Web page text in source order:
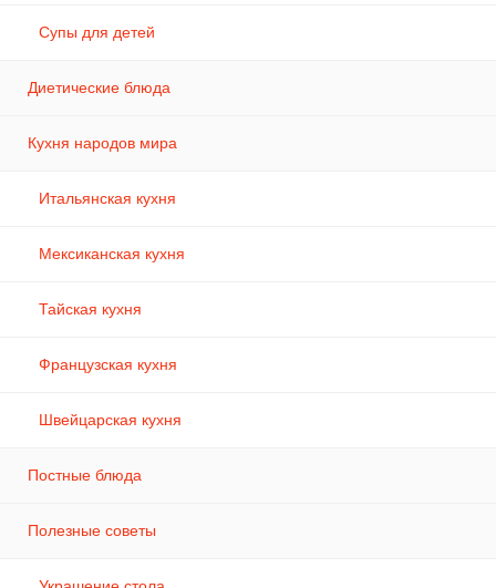
Супы для детей
Диетические блюда
Кухня народов мира
Итальянская кухня
Мексиканская кухня
Тайская кухня
Французская кухня
Швейцарская кухня
Постные блюда
Полезные советы